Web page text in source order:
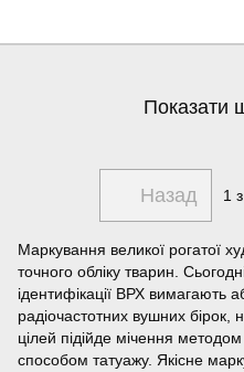
Показати
Назад 1
Маркування великої рогатої
точного обліку тварин.
ідентифікації ВРХ вимагають
радіочастотних вушних бірок,
цілей підійде мічення
способом татуажу. Якісне